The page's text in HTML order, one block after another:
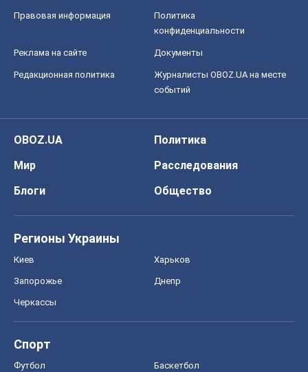
Правовая информация
Политика
конфиденциальности
Реклама на сайте Документы
Редакционная политика
Журналисты OBOZ.UA на месте
событий
OBOZ.UA
Политика
Мир
Расследования
Блоги
Общество
Регионы Украины
Киев Харьков
Запорожье Днепр
Черкассы
Спорт
Футбол Баскетбол